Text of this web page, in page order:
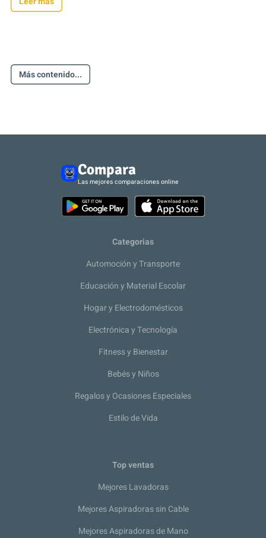
Más contenido...
Compara
Las mejores comparaciones online
Categorias
Automoción y Transporte
Educación y Material Escolar
Hogar y Electrodomésticos
Electrónica y Tecnología
Fitness y Bienestar
Bebés y Niños
Regalos y Ocasiones Especiales
Estilo de Vida
Top ventas
Mejores Lavadoras
Mejores Aspiradoras sin Cable
Mejores Aspiradoras de Mano